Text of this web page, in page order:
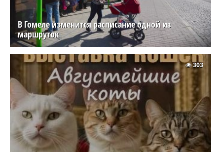
В Гомеле изменится расписание одной из
маршруток
303